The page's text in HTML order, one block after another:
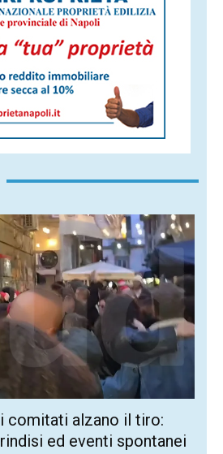
comitati alzano il tiro:
ed eventi spontanei